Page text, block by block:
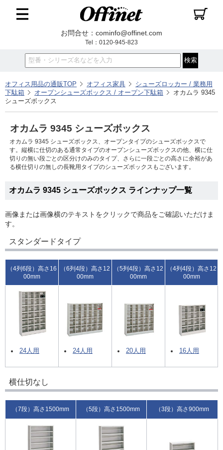
お問合せ：cominfo@offinet.com
Tel：0120-945-823
オフィス用品の通販TOP オフィス家具
シューズロッカー / 業務用
下駄箱
オープンシューズボックス / オープン下駄箱
オカムラ 9345
シューズボックス
オカムラ 9345 シューズボックス
オカムラ 9345 シューズボックス、オープンタイプのシューズボックスで
す。縦横に仕切のある通常タイプのオープンシューズボックスの他、横に仕
切りの無い段ごとの区分けのみのタイプ、さらに一段ごとの高さに余裕があ
る横仕切りの無しの長靴用タイプのシューズボックスもございます。
オカムラ 9345 シューズボックス ラインナップ一覧
画像または画像横のテキストをクリックで商品をご確認いただけま
す。
スタンダードタイプ
（4列6段）高さ16
00mm
（6列4段）高さ12
00mm
（5列4段）高さ12
00mm
（4列4段）高さ12
00mm
24人用 24人用 20人用 16人用
横仕切なし
（7段）高さ1500mm （5段）高さ1500mm （3段）高さ900mm